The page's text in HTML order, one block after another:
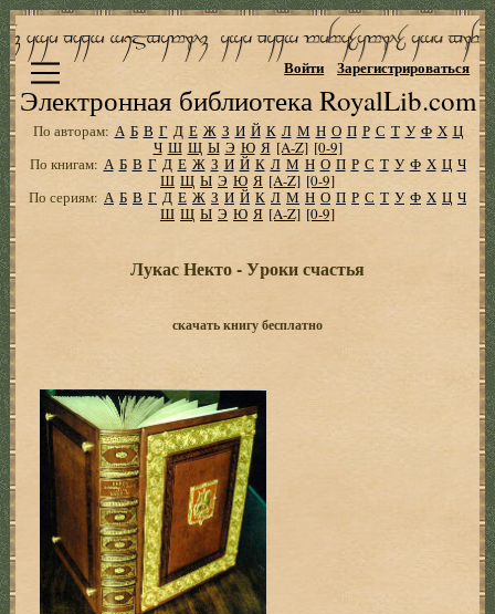
Электронная библиотека RoyalLib.com
Войти Зарегистрироваться
По авторам: А Б В Г Д Е Ж З И Й К Л М Н О П Р С Т У Ф Х Ц
Ч Ш Щ Ы Э Ю Я [A-Z] [0-9]
По книгам: А Б В Г Д Е Ж З И Й К Л М Н О П Р С Т У Ф Х Ц Ч
Ш Щ Ы Э Ю Я [A-Z] [0-9]
По сериям: А Б В Г Д Е Ж З И Й К Л М Н О П Р С Т У Ф Х Ц Ч
Ш Щ Ы Э Ю Я [A-Z] [0-9]
Лукас Некто - Уpоки счастья
скачать книгу бесплатно